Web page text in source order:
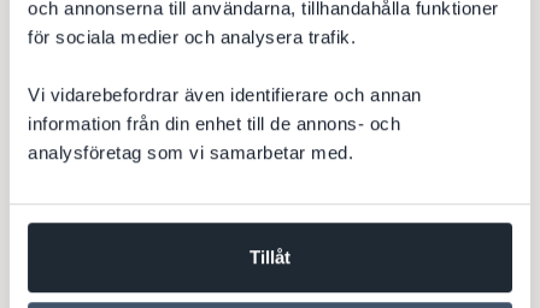
och annonserna till användarna, tillhandahålla funktioner
för sociala medier och analysera trafik.
Vi vidarebefordrar även identifierare och annan
information från din enhet till de annons- och
analysföretag som vi samarbetar med.
Tillåt
DevCore har för existerande kund uppgraderat befintlig
affärssystemet Pyramid...
Episerver Episerver Commerce Totara
Pyramid CMS Integration Optimizely